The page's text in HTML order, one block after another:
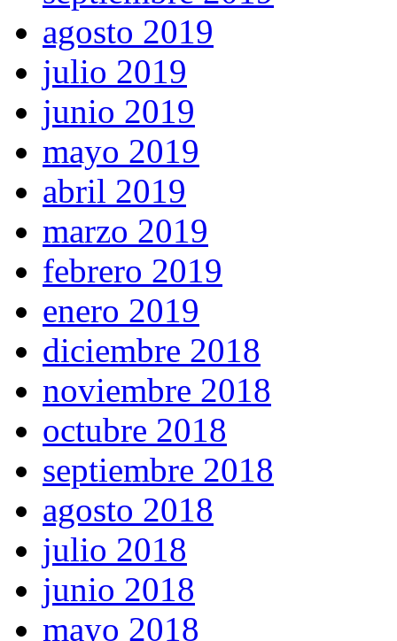
agosto 2019
julio 2019
junio 2019
mayo 2019
abril 2019
marzo 2019
febrero 2019
enero 2019
diciembre 2018
noviembre 2018
octubre 2018
septiembre 2018
agosto 2018
julio 2018
junio 2018
mayo 2018